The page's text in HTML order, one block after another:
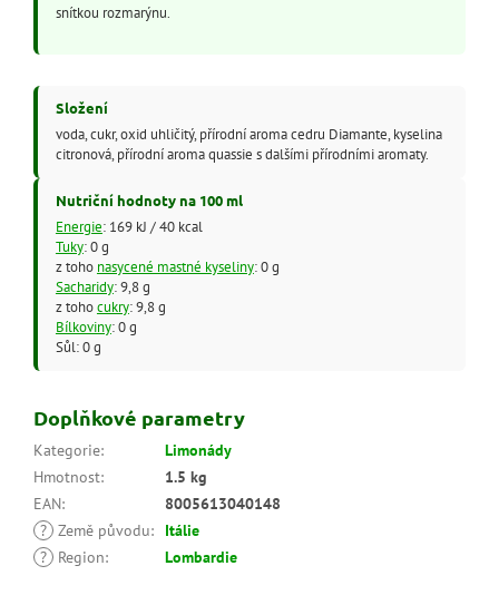
snítkou rozmarýnu.
Složení
voda, cukr, oxid uhličitý, přírodní aroma cedru Diamante, kyselina
citronová, přírodní aroma quassie s dalšími přírodními aromaty.
Nutriční hodnoty na 100 ml
Energie: 169 kJ / 40 kcal
Tuky: 0 g
z toho nasycené mastné kyseliny: 0 g
Sacharidy: 9,8 g
z tohocukry: 9,8 g
Bílkoviny: 0 g
Sůl: 0 g
Doplňkové parametry
Kategorie:
Limonády
Hmotnost:
1.5 kg
EAN:
8005613040148
? Země původu:
Itálie
?
Region: Lombardie